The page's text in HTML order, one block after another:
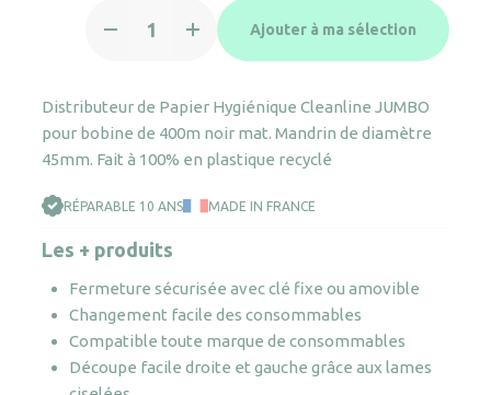
Jumbo
400
noir
Ajouter à ma sélection
Distributeur de Papier Hygiénique Cleanline JUMBO
pour bobine de 400m noir mat. Mandrin de diamètre
45mm. Fait à 100% en plastique recyclé
RÉPARABLE 10 ANS MADE IN FRANCE
Les + produits
Fermeture sécurisée avec clé fixe ou amovible
Changement facile des consommables
Compatible toute marque de consommables
Découpe facile droite et gauche grâce aux lames